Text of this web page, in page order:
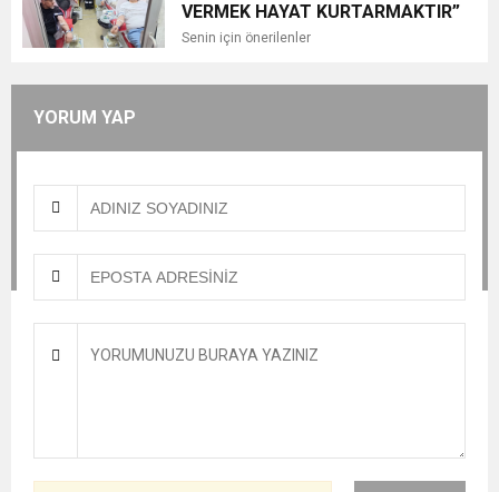
VERMEK HAYAT KURTARMAKTIR”
Senin için önerilenler
YORUM YAP